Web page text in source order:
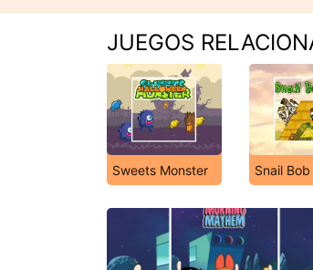
JUEGOS
Sweets Monster Snail Bob